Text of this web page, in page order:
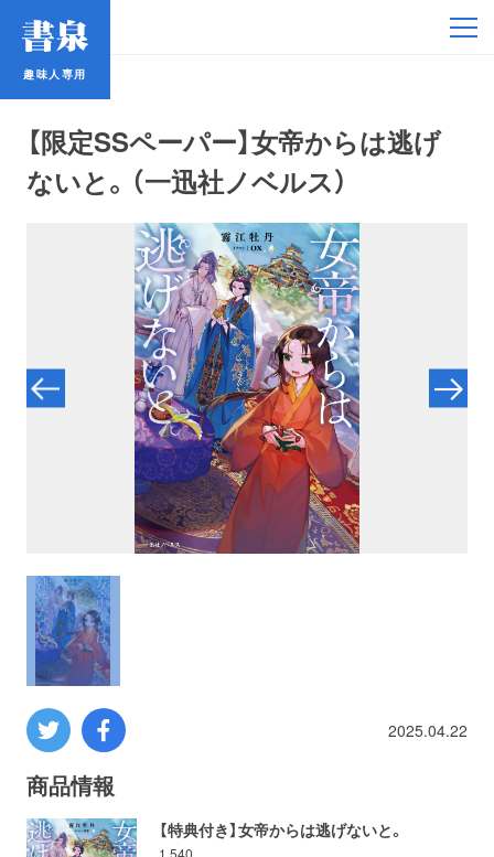
趣味人専用
【限定SSペーパー】女帝からは逃げ
ないと。（一迅社ノベルス）
2025.04.22
商品情報
【特典付き】女帝からは逃げないと。
趣味人専用
アイドル
鉄道・バス
コミック・ラノベ
プロレス
数学
コンピューター
ミリタリー
その他